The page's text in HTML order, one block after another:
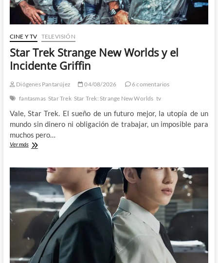
CINE Y TV TELEVISIÓN
Star Trek Strange New Worlds y el
Incidente Griffin
Diógenes Pantarújez 04/08/2026
6 comentarios
fantasmas Star Trek Star Trek: Strange New Worlds tv
Vale, Star Trek. El sueño de un futuro mejor, la utopía de un
mundo sin dinero ni obligación de trabajar, un imposible para
muchos pero…
Ver másStar
New
y
el
Griffin